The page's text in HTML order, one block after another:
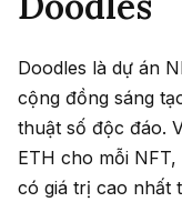
Doodles là dự án
cộng đồng sáng
thuật số độc đáo.
ETH cho mỗi
có giá trị cao nhất